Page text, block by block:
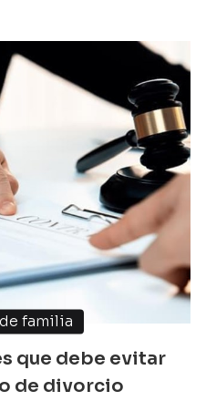
en derecho mercantil
muy concretos que le
¡Tome buena nota! 1.
patrimon...
que debe evitar
de divorcio
familia